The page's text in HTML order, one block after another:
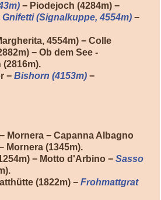
− Piodejoch (4284m) −
(Signalkuppe, 4554m) −
4554m) − Colle
− Ob dem See -
− Bishorn (4153m) −
Mornera − Capanna Albagno
Mornera (1345m).
− Motto d'Arbino − Sasso
(1822m) − Frohmattgrat